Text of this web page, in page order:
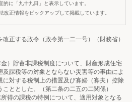
に「九十九日」と表示しています。
改正情報をピックアップして掲載しています。
正する政令（政令第一二一号）（財務省）
貯蓄非課税制度について、財産形成住宅
及課税等の対象とならない災害等の事由によ
に対する税制上の措置及び寡婦（寡夫）控除
ととした。（第二条の二五の二関係）
の課税の特例について、適用対象となる